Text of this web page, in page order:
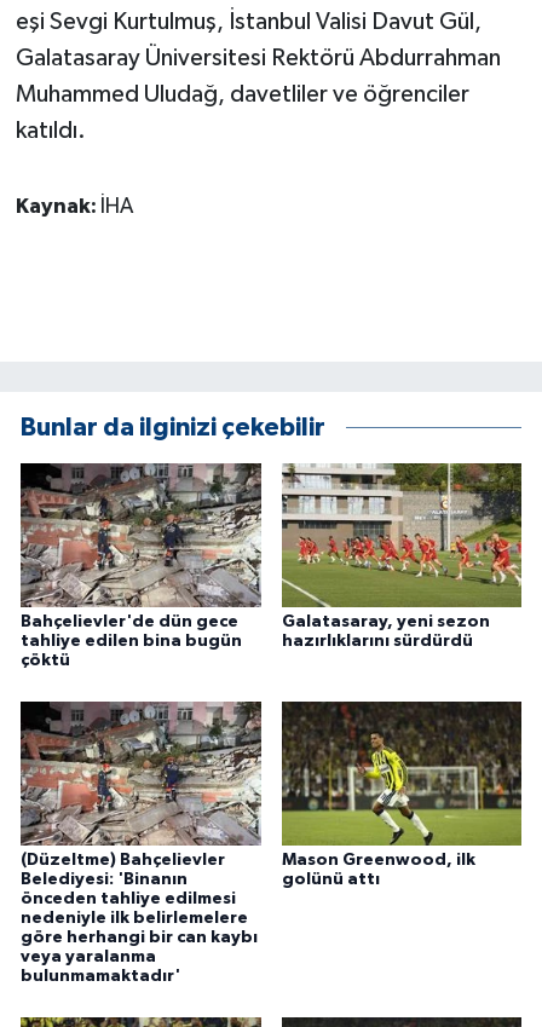
eşi Sevgi Kurtulmuş, İstanbul Valisi Davut Gül,
Galatasaray Üniversitesi Rektörü Abdurrahman
Muhammed Uludağ, davetliler ve öğrenciler
katıldı.
Kaynak: İHA
Bunlar da ilginizi çekebilir
Bahçelievler'de dün gece
tahliye edilen bina bugün
çöktü
Galatasaray, yeni sezon
hazırlıklarını sürdürdü
(Düzeltme) Bahçelievler
Belediyesi: 'Binanın
önceden tahliye edilmesi
nedeniyle ilk belirlemelere
göre herhangi bir can kaybı
veya yaralanma
bulunmamaktadır'
Mason Greenwood, ilk
golünü attı